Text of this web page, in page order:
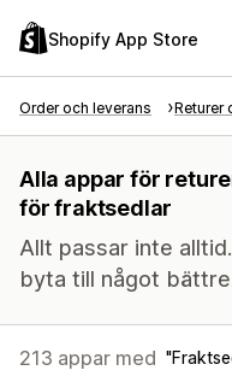
Shopify App Store
Order och leverans Returer
Alla appar för
för fraktsedlar
Allt passar inte
byta till något
213 appar med